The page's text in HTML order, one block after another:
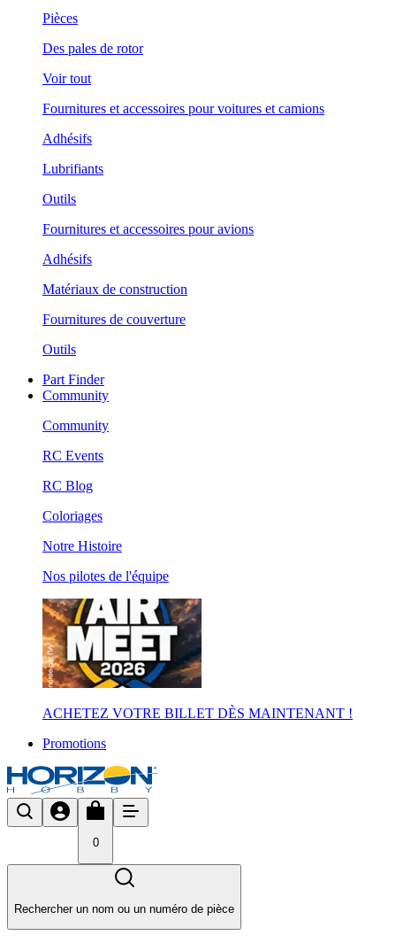
Pièces
Des pales de rotor
Voir tout
Fournitures et accessoires pour voitures et camions
Adhésifs
Lubrifiants
Outils
Fournitures et accessoires pour avions
Adhésifs
Matériaux de construction
Fournitures de couverture
Outils
Part Finder
Community
Community
RC Events
RC Blog
Coloriages
Notre Histoire
Nos pilotes de l'équipe
ACHETEZ VOTRE BILLET DÈS MAINTENANT !
Promotions
0
Rechercher un nom ou un numéro de pièce